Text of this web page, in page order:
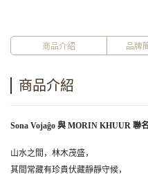
商品介紹 品牌
商品介紹
Sona Vojaĝo 與 MORIN KHUUR 聯
山水之間，林木茂盛，
其間常藏有珍貴伏藏靜靜守候，